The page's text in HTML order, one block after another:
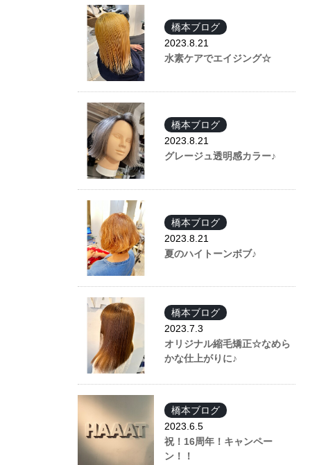
橋本ブログ
2023.8.21
水素ケアでエイジング☆
橋本ブログ
2023.8.21
グレージュ透明感カラー♪
橋本ブログ
2023.8.21
夏のハイトーンボブ♪
橋本ブログ
2023.7.3
オリジナル縮毛矯正☆なめら
かな仕上がりに♪
橋本ブログ
2023.6.5
祝！16周年！キャンペー
ン！！